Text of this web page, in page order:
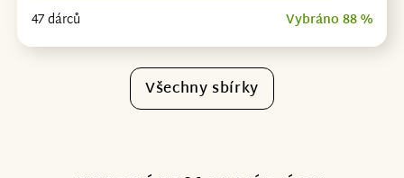
47 dárců Vybráno 88 %
Všechny sbírky